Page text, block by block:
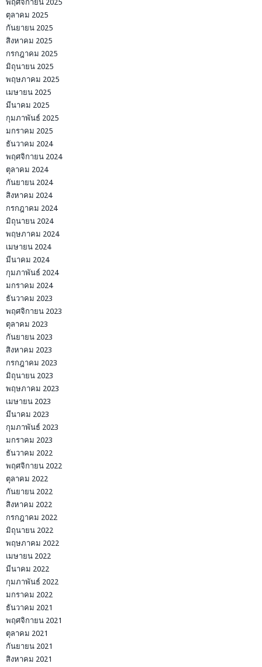
พฤศจิกายน 2025
ตุลาคม 2025
กันยายน 2025
สิงหาคม 2025
กรกฎาคม 2025
มิถุนายน 2025
พฤษภาคม 2025
เมษายน 2025
มีนาคม 2025
กุมภาพันธ์ 2025
มกราคม 2025
ธันวาคม 2024
พฤศจิกายน 2024
ตุลาคม 2024
กันยายน 2024
สิงหาคม 2024
กรกฎาคม 2024
มิถุนายน 2024
พฤษภาคม 2024
เมษายน 2024
มีนาคม 2024
กุมภาพันธ์ 2024
มกราคม 2024
ธันวาคม 2023
พฤศจิกายน 2023
ตุลาคม 2023
กันยายน 2023
สิงหาคม 2023
กรกฎาคม 2023
มิถุนายน 2023
พฤษภาคม 2023
เมษายน 2023
มีนาคม 2023
กุมภาพันธ์ 2023
มกราคม 2023
ธันวาคม 2022
พฤศจิกายน 2022
ตุลาคม 2022
กันยายน 2022
สิงหาคม 2022
กรกฎาคม 2022
มิถุนายน 2022
พฤษภาคม 2022
เมษายน 2022
มีนาคม 2022
กุมภาพันธ์ 2022
มกราคม 2022
ธันวาคม 2021
พฤศจิกายน 2021
ตุลาคม 2021
กันยายน 2021
สิงหาคม 2021